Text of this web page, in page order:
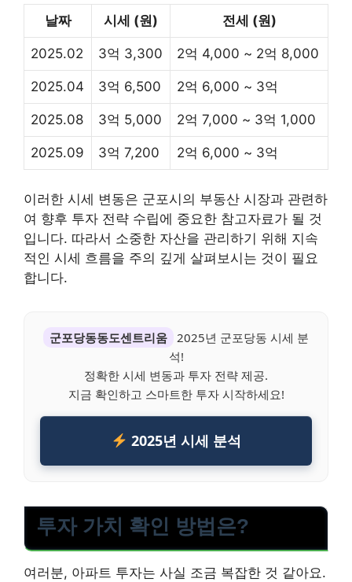
날짜 시세 (원) 전세 (원)
2025.02 3억 3,300 2억 4,000 ~ 2억 8,000
2025.04 3억 6,500 2억 6,000 ~ 3억
2025.08 3억 5,000 2억 7,000 ~ 3억 1,000
2025.09 3억 7,200 2억 6,000 ~ 3억
이러한 시세 변동은 군포시의 부동산 시장과 관련하
여 향후 투자 전략 수립에 중요한 참고자료가 될 것
입니다. 따라서 소중한 자산을 관리하기 위해 지속
적인 시세 흐름을 주의 깊게 살펴보시는 것이 필요
합니다.
군포당동동도센트리움 2025년 군포당동 시세 분
석!
정확한 시세 변동과 투자 전략 제공.
지금 확인하고 스마트한 투자 시작하세요!
2025년 시세 분석
투자 가치 확인 방법은?
여러분, 아파트 투자는 사실 조금 복잡한 것 같아요.